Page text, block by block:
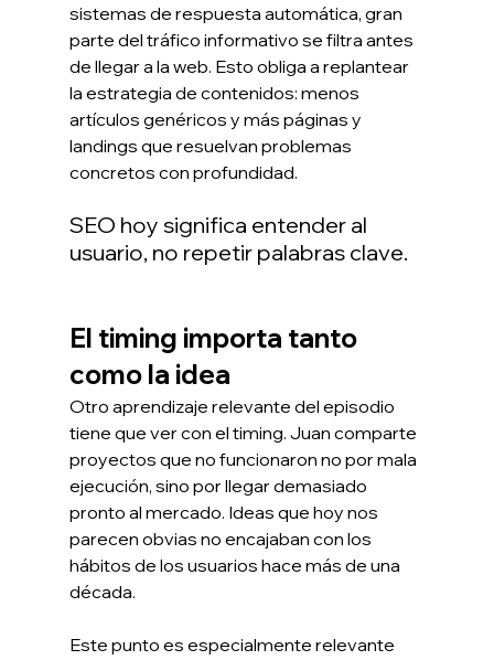
sistemas de respuesta automática, gran
parte del tráfico informativo se filtra antes
de llegar a la web. Esto obliga a replantear
la estrategia de contenidos: menos
artículos genéricos y más páginas y
landings que resuelvan problemas
concretos con profundidad.
SEO hoy significa entender al
usuario, no repetir palabras clave.
El timing importa tanto
como la idea
Otro aprendizaje relevante del episodio
tiene que ver con el timing. Juan comparte
proyectos que no funcionaron no por mala
ejecución, sino por llegar demasiado
pronto al mercado. Ideas que hoy nos
parecen obvias no encajaban con los
hábitos de los usuarios hace más de una
década.
Este punto es especialmente relevante